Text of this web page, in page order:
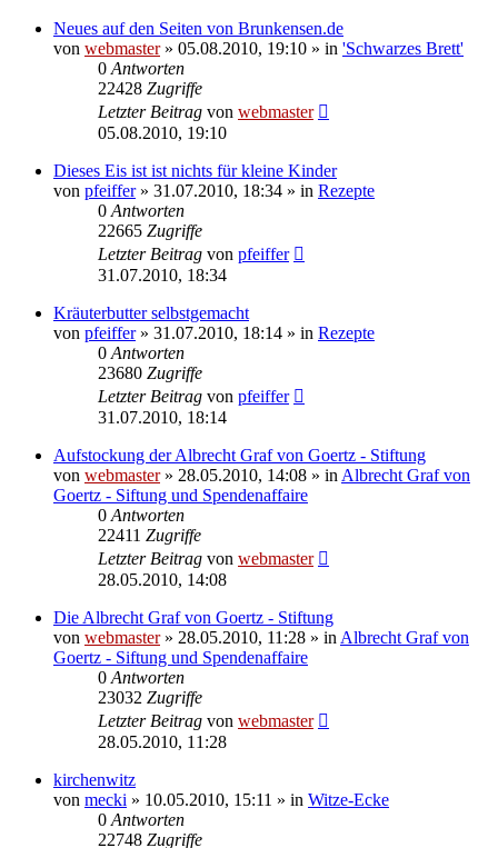
Neues auf den Seiten von Brunkensen.de
von webmaster» 05.08.2010, 19:10 » in 'Schwarzes Brett'
0 Antworten
22428 Zugriffe
Letzter Beitrag von webmaster
05.08.2010, 19:10
Dieses Eis ist ist nichts für kleine Kinder
von pfeiffer» 31.07.2010, 18:34 » in Rezepte
0 Antworten
22665 Zugriffe
Letzter Beitrag von pfeiffer
31.07.2010, 18:34
Kräuterbutter selbstgemacht
von pfeiffer» 31.07.2010, 18:14 » in Rezepte
0 Antworten
23680 Zugriffe
Letzter Beitrag von pfeiffer
31.07.2010, 18:14
Aufstockung der Albrecht Graf von Goertz - Stiftung
von webmaster» 28.05.2010, 14:08 » in Albrecht Graf von
Goertz - Siftung und Spendenaffaire
0 Antworten
22411 Zugriffe
Letzter Beitrag von webmaster
28.05.2010, 14:08
Die Albrecht Graf von Goertz - Stiftung
von webmaster» 28.05.2010, 11:28 » in Albrecht Graf von
Goertz - Siftung und Spendenaffaire
0 Antworten
23032 Zugriffe
Letzter Beitrag von webmaster
28.05.2010, 11:28
kirchenwitz
von mecki » 10.05.2010, 15:11 » in Witze-Ecke
0 Antworten
22748 Zugriffe